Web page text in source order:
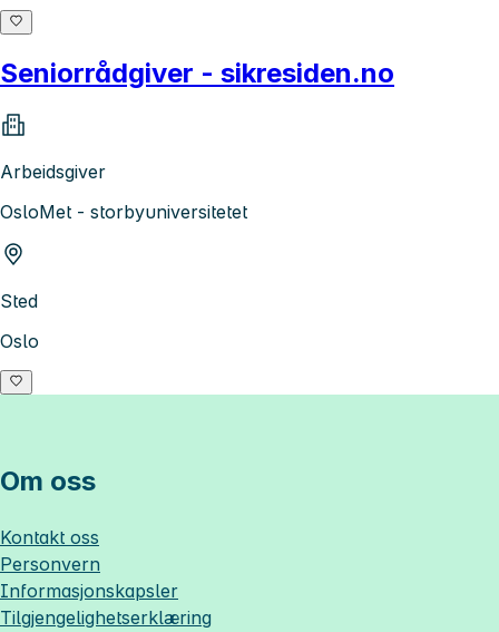
Seniorrådgiver - sikresiden.no
Arbeidsgiver
OsloMet - storbyuniversitetet
Sted
Oslo
Om oss
Kontakt oss
Personvern
Informasjonskapsler
Tilgjengelighetserklæring